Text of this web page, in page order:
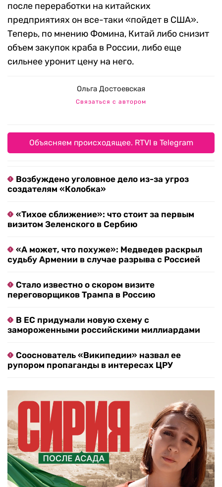
после переработки на китайских
предприятиях он все-таки «пойдет в США».
Теперь, по мнению Фомина, Китай либо снизит
объем закупок краба в России, либо еще
сильнее уронит цену на него.
Ольга Достоевская
Связаться с автором
Объясняем происходящее. RTVI в Telegram
Возбуждено уголовное дело из-за угроз
создателям «Колобка»
«Тихое сближение»: что стоит за первым
визитом Зеленского в Сербию
«А может, что похуже»: Медведев раскрыл
судьбу Армении в случае разрыва с Россией
Стало известно о скором визите
переговорщиков Трампа в Россию
В ЕС придумали новую схему с
замороженными российскими миллиардами
Сооснователь «Википедии» назвал ее
рупором пропаганды в интересах ЦРУ